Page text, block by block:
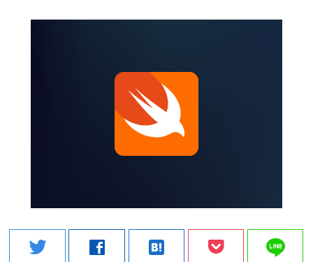
twitter facebook hatenabookmark line